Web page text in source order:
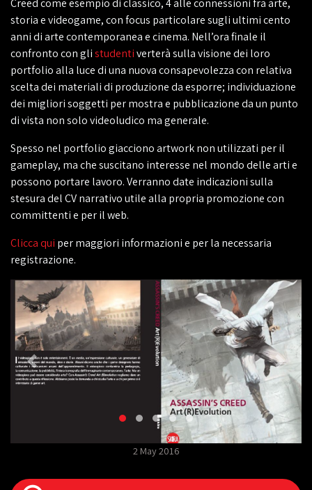
Creed come esempio di classico, 4 alle connessioni fra arte,
storia e videogame, con focus particolare sugli ultimi cento
anni di arte contemporanea e cinema. Nell’ora finale il
confronto con glistudentiverterà sulla visione dei loro
portfolio alla luce di una nuova consapevolezza con relativa
scelta dei materiali di produzione da esporre; individuazione
dei migliori soggetti per mostra e pubblicazione da un punto
di vista non solo videoludico ma generale.
Spesso nel portfolio giacciono artwork non utilizzati per il
gameplay, ma che suscitano interesse nel mondo delle arti e
possono portare lavoro. Verranno date indicazioni sulla
stesura del CV narrativo utile alla propria promozione con
committenti e per il web.
Clicca qui per maggiori informazioni e per la necessaria
registrazione.
2 May 2016